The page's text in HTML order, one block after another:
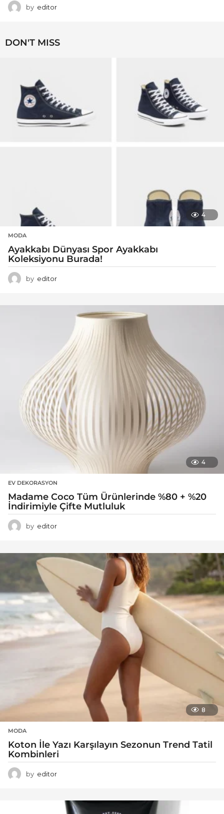
by editor
DON'T MISS
4
MODA
Ayakkabı Dünyası Spor Ayakkabı
Koleksiyonu Burada!
by editor
4
EV DEKORASYON
Madame Coco Tüm Ürünlerinde %80 + %20
İndirimiyle Çifte Mutluluk
by editor
8
MODA
Koton İle Yazı Karşılayın Sezonun Trend Tatil
Kombinleri
by editor